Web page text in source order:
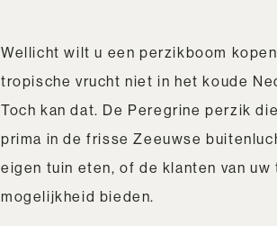
Wellicht wilt u een perzikboom
tropische vrucht niet in het koude
Toch kan dat. De Peregrine perzik
prima in de frisse Zeeuwse
eigen tuin eten, of de klanten van uw
mogelijkheid bieden.